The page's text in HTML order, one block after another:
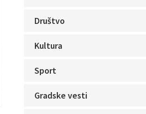
Društvo
Kultura
Sport
Gradske vesti